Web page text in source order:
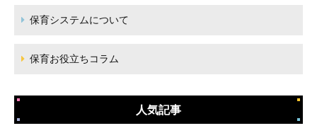
保育システムについて
保育お役立ちコラム
人気記事